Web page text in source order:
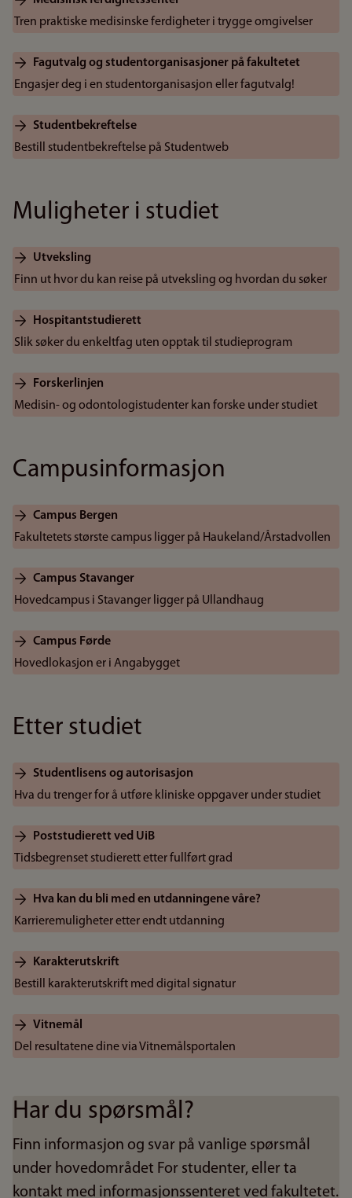
Tren praktiske medisinske ferdigheter i trygge omgivelser
Fagutvalg og studentorganisasjoner på fakultetet
Engasjer deg i en studentorganisasjon eller fagutvalg!
Studentbekreftelse
Bestill studentbekreftelse på Studentweb
Muligheter i studiet
Utveksling
Finn ut hvor du kan reise på utveksling og hvordan du søker
Hospitantstudierett
Slik søker du enkeltfag uten opptak til studieprogram
Forskerlinjen
Medisin- og odontologistudenter kan forske under studiet
Campusinformasjon
Campus Bergen
Fakultetets største campus ligger på Haukeland/Årstadvollen
Campus Stavanger
Hovedcampus i Stavanger ligger på Ullandhaug
Campus Førde
Hovedlokasjon er i Angabygget
Etter studiet
Studentlisens og autorisasjon
Hva du trenger for å utføre kliniske oppgaver under studiet
Poststudierett ved UiB
Tidsbegrenset studierett etter fullført grad
Hva kan du bli med en utdanningene våre?
Karrieremuligheter etter endt utdanning
Karakterutskrift
Bestill karakterutskrift med digital signatur
Vitnemål
Del resultatene dine via Vitnemålsportalen
Har du spørsmål?
Finn informasjon og svar på vanlige spørsmål
under hovedområdet For studenter, eller ta
kontakt med informasjonssenteret ved fakultetet.